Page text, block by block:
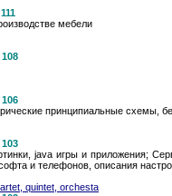
111
мебели
108
106
принципиальные схемы,
103
java игры и приложения;
и телефонов, описания
quintet, orchesta